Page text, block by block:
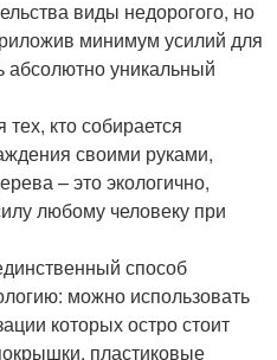
виды недорогого, но
минимум усилий для
абсолютно уникальный
кто собирается
своими руками,
– это экологично,
любому человеку при
способ
можно использовать
которых остро стоит
пластиковые